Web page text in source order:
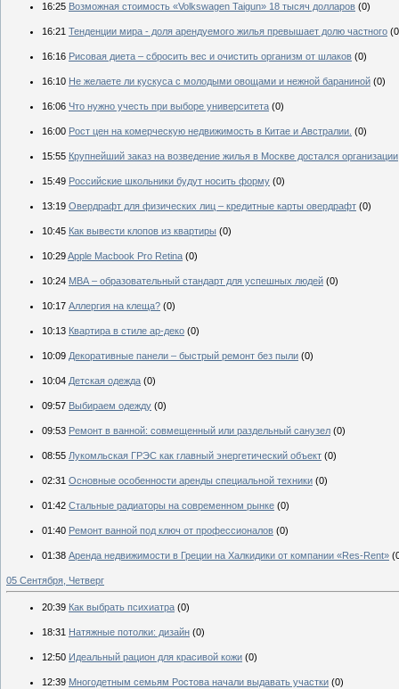
16:25 Возможная стоимость «Volkswagen Taigun» 18 тысяч долларов (0)
16:21 Тенденции мира - доля арендуемого жилья превышает долю частного
16:16 Рисовая диета – сбросить вес и очистить организм от шлаков (0)
16:10 Не желаете ли кускуса с молодыми овощами и нежной бараниной (0)
16:06 Что нужно учесть при выборе университета (0)
16:00 Рост цен на комерческую недвижимость в Китае и Австралии. (0)
15:55 Крупнейший заказ на возведение жилья в Москве достался
15:49 Российские школьники будут носить форму (0)
13:19 Овердрафт для физических лиц – кредитные карты овердрафт (0)
10:45 Как вывести клопов из квартиры (0)
10:29Apple Macbook Pro Retina (0)
10:24 МВА – образовательный стандарт для успешных людей (0)
10:17 Аллергия на клеща? (0)
10:13 Квартира в стиле ар-деко (0)
10:09 Декоративные панели – быстрый ремонт без пыли (0)
10:04 Детская одежда (0)
09:57 Выбираем одежду (0)
09:53 Ремонт в ванной: совмещенный или раздельный санузел (0)
08:55 Лукомльская ГРЭС как главный энергетический объект (0)
02:31 Основные особенности аренды специальной техники (0)
01:42 Стальные радиаторы на современном рынке (0)
01:40 Ремонт ванной под ключ от профессионалов (0)
01:38 Аренда недвижимости в Греции на Халкидики от компании «Res-Rent»
05 Сентября, Четверг
20:39 Как выбрать психиатра (0)
18:31 Натяжные потолки: дизайн (0)
12:50 Идеальный рацион для красивой кожи (0)
12:39 Многодетным семьям Ростова начали выдавать участки (0)